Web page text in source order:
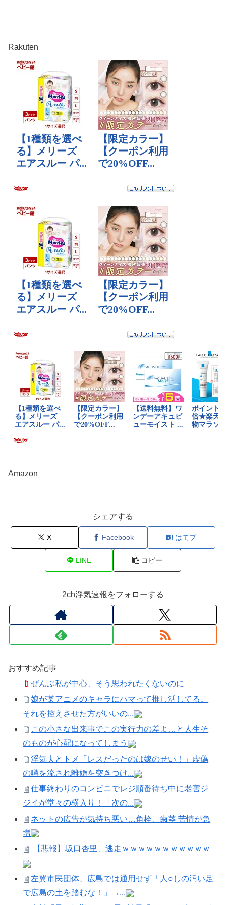
Rakuten
Amazon
シェアする
X Facebook はてブ
LINE コピー
2ch浮気速報をフォローする
おすすめ記事
ぜんぶ私が中心、そう思われたくないのに
娘が某アニメのキャラにハマって推し活してる。
それを控えさせた方がいいの...
この小さな出来事でこの実行力の差よ…と人生そ
のものが心配になってしまう
浮気夫とトメ「レスだったのは嫁のせい！」虚偽
の噂を流され離婚を突きつけ...
仕事終わりのコンビニでレジ順番待ち中に老害ジ
ジイが堂々の横入り！「次の...
ネットの広告が気持ち悪い…角栓、歯茎 苦情が急
増
【悲報】坂口杏里、逃走ｗｗｗｗｗｗｗｗｗｗｗ
左翼市民団体、広島では通用せず「人○しの汚い足
で広島の土を踏むな！」→...